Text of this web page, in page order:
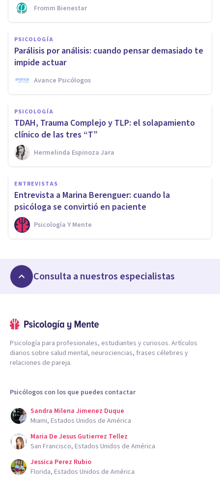
Fromm Bienestar
PSICOLOGÍA
Parálisis por análisis: cuando pensar demasiado te
impide actuar
Avance Psicólogos
PSICOLOGÍA
TDAH, Trauma Complejo y TLP: el solapamiento
clínico de las tres “T”
Hermelinda Espinoza Jara
ENTREVISTAS
Entrevista a Marina Berenguer: cuando la
psicóloga se convirtió en paciente
Psicología Y Mente
Consulta a nuestros especialistas
Psicología para profesionales, estudiantes y curiosos. Artículos
diarios sobre salud mental, neurociencias, frases célebres y
relaciones de pareja.
Psicólogos con los que puedes contactar
Sandra Milena Jimenez Duque
Miami, Estados Unidos de América
Maria De Jesus Gutierrez Tellez
San Francisco, Estados Unidos de América
Jessica Perez Rubio
Florida, Estados Unidos de América